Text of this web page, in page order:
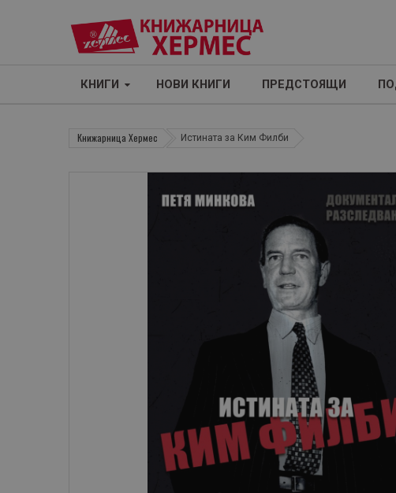
КНИГИ НОВИ КНИГИ ПРЕДСТОЯЩИ
Книжарница Хермес Истината за Ким Филби